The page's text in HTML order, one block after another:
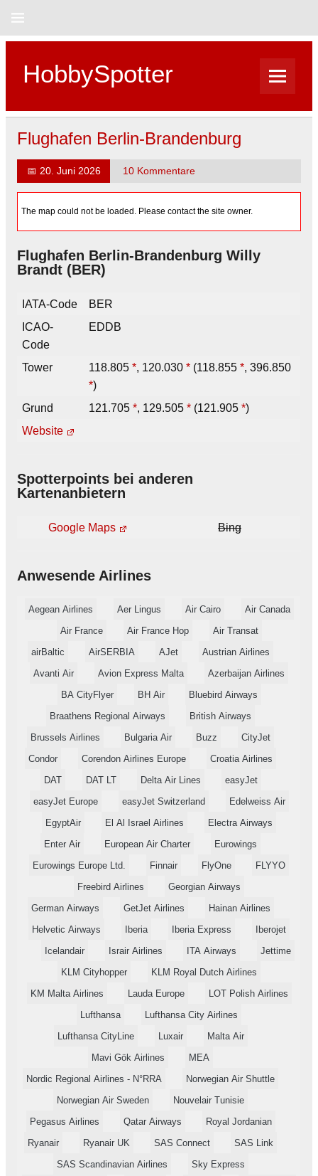
HobbySpotter
Flughafen Berlin-Brandenburg
📅 20. Juni 2026 10 Kommentare
The map could not be loaded. Please contact the site owner.
Flughafen Berlin-Brandenburg Willy
Brandt (BER)
IATA-Code
BER
ICAO-
Code
EDDB
Tower 118.805*, 120.030* (118.855*, 396.850
*)
Grund
121.705*, 129.505* (121.905*)
Website
Spotterpoints bei anderen
Kartenanbietern
Google Maps Bing
Anwesende Airlines
Aegean Airlines Aer Lingus Air Cairo
Air Canada
Air France
Air France Hop
Air Transat
airBaltic
AirSERBIA AJet
Austrian Airlines
Avanti Air
Avion Express Malta
Azerbaijan Airlines
BA CityFlyer
BH Air
Bluebird Airways
Braathens Regional Airways
British Airways
Brussels Airlines
Bulgaria Air Buzz
CityJet
Condor
Corendon Airlines Europe
Croatia Airlines
DAT
DAT LT Delta Air Lines
easyJet
easyJet Europe
easyJet Switzerland
Edelweiss Air
EgyptAir
El Al Israel Airlines
Electra Airways
Enter Air
European Air Charter
Eurowings
Eurowings Europe Ltd.
Finnair FlyOne
FLYYO
Freebird Airlines
Georgian Airways
German Airways
GetJet Airlines
Hainan Airlines
Helvetic Airways
Iberia Iberia Express
Iberojet
Icelandair
Israir Airlines ITA Airways
Jettime
KLM Cityhopper
KLM Royal Dutch Airlines
KM Malta Airlines
Lauda Europe
LOT Polish Airlines
Lufthansa
Lufthansa City Airlines
Lufthansa CityLine
Luxair
Malta Air
Mavi Gök Airlines
MEA
Nordic Regional Airlines - N°RRA
Norwegian Air Shuttle
Norwegian Air Sweden
Nouvelair Tunisie
Pegasus Airlines
Qatar Airways
Royal Jordanian
Ryanair
Ryanair UK SAS Connect
SAS Link
SAS Scandinavian Airlines
Sky Express